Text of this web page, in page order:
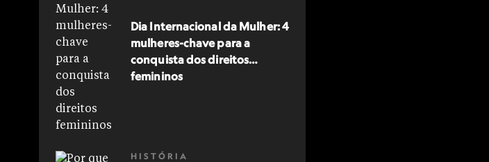
Dia Internacional da Mulher: 4
mulheres-chave para a
conquista dos direitos
femininos
HISTÓRIA